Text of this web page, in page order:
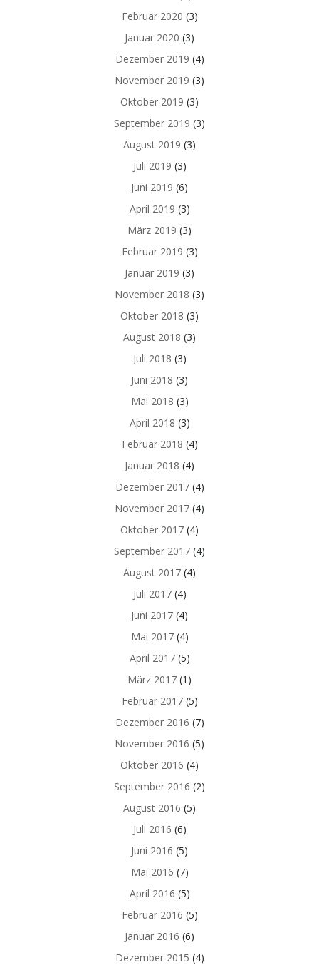
Februar 2020 (3)
Januar 2020 (3)
Dezember 2019 (4)
November 2019 (3)
Oktober 2019 (3)
September 2019 (3)
August 2019 (3)
Juli 2019 (3)
Juni 2019 (6)
April 2019 (3)
März 2019 (3)
Februar 2019 (3)
Januar 2019 (3)
November 2018 (3)
Oktober 2018 (3)
August 2018 (3)
Juli 2018 (3)
Juni 2018 (3)
Mai 2018 (3)
April 2018 (3)
Februar 2018 (4)
Januar 2018 (4)
Dezember 2017(4)
November 2017 (4)
Oktober 2017 (4)
September 2017 (4)
August 2017 (4)
Juli 2017(4)
Juni 2017 (4)
Mai 2017(4)
April 2017(5)
März 2017 (1)
Februar 2017(5)
Dezember 2016 (7)
November 2016 (5)
Oktober 2016 (4)
September 2016 (2)
August 2016 (5)
Juli 2016 (6)
Juni 2016 (5)
Mai 2016 (7)
April 2016 (5)
Februar 2016 (5)
Januar 2016 (6)
Dezember 2015 (4)